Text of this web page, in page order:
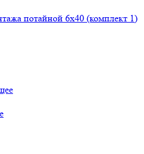
потайной 6х40 (комплект 1)